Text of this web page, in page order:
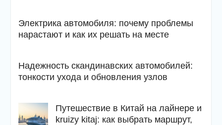
Электрика автомобиля: почему проблемы
нарастают и как их решать на месте
Надежность скандинавских автомобилей:
тонкости ухода и обновления узлов
Путешествие в Китай на лайнере и
kruizy kitaj: как выбрать маршрут,